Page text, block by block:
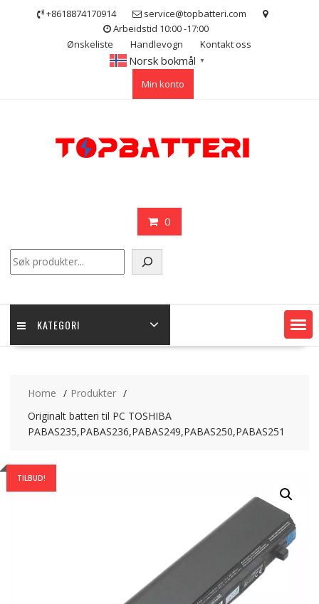
+8618874170914
service@topbatteri.com
Arbeidstid 10:00 -17:00
Ønskeliste
Handlevogn Kontakt oss
Norsk bokmål ▼
Min konto
0
KATEGORI
Home
Produkter
Originalt batteri til PC TOSHIBA
PABAS235,PABAS236,PABAS249,PABAS250,PABAS251
TILBUD!